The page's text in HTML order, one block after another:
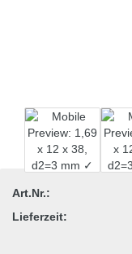
Art.Nr.:
Lieferzeit: